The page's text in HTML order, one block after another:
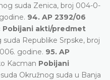
suda Zenica, broj 004-0-
94. AP 2392/06
Pobijani akti/predmet
Republike Srpske, broj
godine. 95. AP
Kacman Pobijani
Okružnog suda u Banja